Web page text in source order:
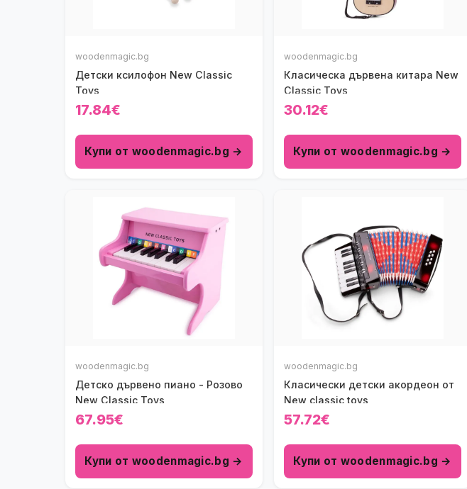
woodenmagic.bg
Детски ксилофон New Classic
Toys
17.84€
Купи от woodenmagic.bg →
woodenmagic.bg
Класическа дървена китара New
Classic Toys
30.12€
Купи от woodenmagic.bg →
woodenmagic.bg
Детско дървено пиано - Розово
New Classic Toys
67.95€
Купи от woodenmagic.bg →
woodenmagic.bg
Класически детски акордеон от
New classic toys
57.72€
Купи от woodenmagic.bg →